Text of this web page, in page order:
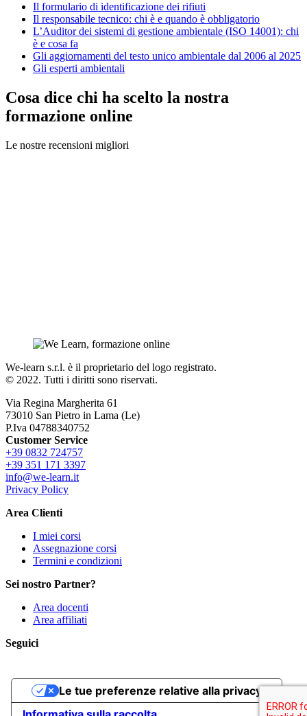
Il formulario di identificazione dei rifiuti
Il responsabile tecnico: chi è e quando è obbligatorio
L’Auditor dei sistemi di gestione ambientale (ISO 14001): chi
è e cosa fa
Gli aggiornamenti del testo unico ambientale dal 2006 al 2025
Gli esperti ambientali
Cosa dice chi ha scelto la nostra
formazione online
Le nostre recensioni migliori
We-learn s.r.l. è il proprietario del logo registrato.
© 2022. Tutti i diritti sono riservati.
Via Regina Margherita 61
73010 San Pietro in Lama (Le)
P.Iva 04788340752
Customer Service
+39 0832 724757
+39 351 171 3397
info@we-learn.it
Privacy Policy
Area Clienti
I miei corsi
Assegnazione corsi
Termini e condizioni
Sei nostro Partner?
Area docenti
Area affiliati
Seguici
Le tue preferenze relative alla privacy